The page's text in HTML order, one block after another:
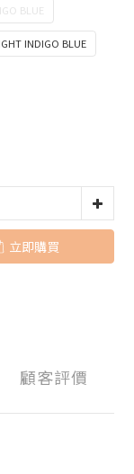
BLUE
INDIGO BLUE
立即購買
顧客評價